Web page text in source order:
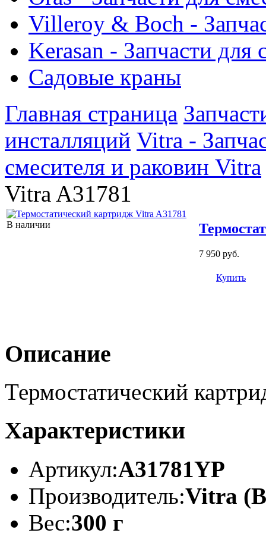
Villeroy & Boch -
Kerasan - Запчасти для
Садовые краны
Главная страница
инсталляций Vitra -
смесителя и раковин Vitra
Vitra A31781
В наличии
7 950 руб.
Купить
Описание
Термостатический
Характеристики
Артикул:A31781YP
Производитель:Vitra
Вес:300 г